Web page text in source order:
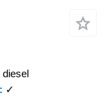
diesel
✓